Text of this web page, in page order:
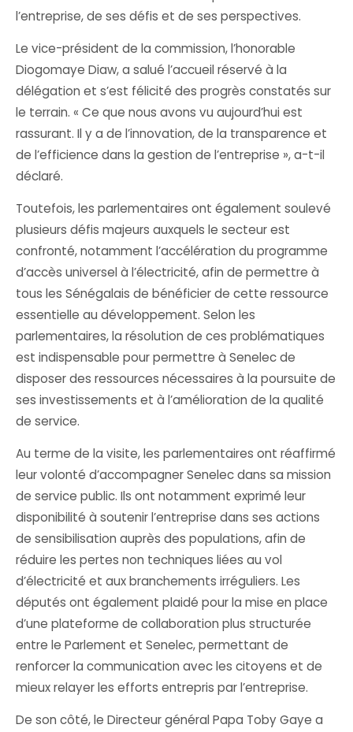
l’entreprise, de ses défis et de ses perspectives.
Le vice-président de la commission, l’honorable
Diogomaye Diaw, a salué l’accueil réservé à la
délégation et s’est félicité des progrès constatés sur
le terrain. « Ce que nous avons vu aujourd’hui est
rassurant. Il y a de l’innovation, de la transparence et
de l’efficience dans la gestion de l’entreprise », a-t-il
déclaré.
Toutefois, les parlementaires ont également soulevé
plusieurs défis majeurs auxquels le secteur est
confronté, notamment l’accélération du programme
d’accès universel à l’électricité, afin de permettre à
tous les Sénégalais de bénéficier de cette ressource
essentielle au développement. Selon les
parlementaires, la résolution de ces problématiques
est indispensable pour permettre à Senelec de
disposer des ressources nécessaires à la poursuite de
ses investissements et à l’amélioration de la qualité
de service.
Au terme de la visite, les parlementaires ont réaffirmé
leur volonté d’accompagner Senelec dans sa mission
de service public. Ils ont notamment exprimé leur
disponibilité à soutenir l’entreprise dans ses actions
de sensibilisation auprès des populations, afin de
réduire les pertes non techniques liées au vol
d’électricité et aux branchements irréguliers. Les
députés ont également plaidé pour la mise en place
d’une plateforme de collaboration plus structurée
entre le Parlement et Senelec, permettant de
renforcer la communication avec les citoyens et de
mieux relayer les efforts entrepris par l’entreprise.
De son côté, le Directeur général Papa Toby Gaye a